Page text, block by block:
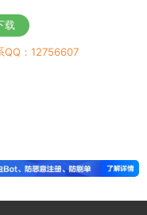
载
QQ：12756607